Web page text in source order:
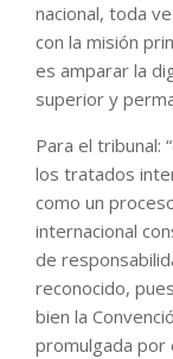
nacional, toda
con la misión
es amparar la
superior y
Para el tribunal:
los tratados
como un
internacional
de
reconocido,
bien la
promulgada por